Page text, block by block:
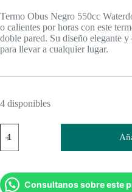
Termo Obus Negro 550cc
o calientes por horas con este
doble pared. Su diseño elegante
para llevar a cualquier lugar.
4 disponibles
Obus
Negro
cantidadConsultanos sobre este